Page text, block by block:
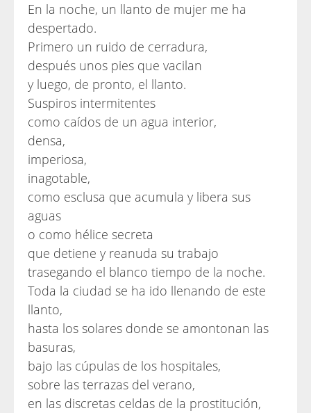
En la noche, un llanto de mujer me ha
despertado.
Primero un ruido de cerradura,
después unos pies que vacilan
y luego, de pronto, el llanto.
Suspiros intermitentes
como caídos de un agua interior,
densa,
imperiosa,
inagotable,
como esclusa que acumula y libera sus
aguas
o como hélice secreta
que detiene y reanuda su trabajo
trasegando el blanco tiempo de la noche.
Toda la ciudad se ha ido llenando de este
llanto,
hasta los solares donde se amontonan las
basuras,
bajo las cúpulas de los hospitales,
sobre las terrazas del verano,
en las discretas celdas de la prostitución,